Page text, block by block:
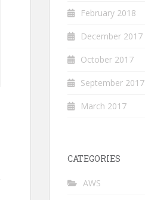
February 2018
December 2017
October 2017
September 2017
March 2017
CATEGORIES
AWS